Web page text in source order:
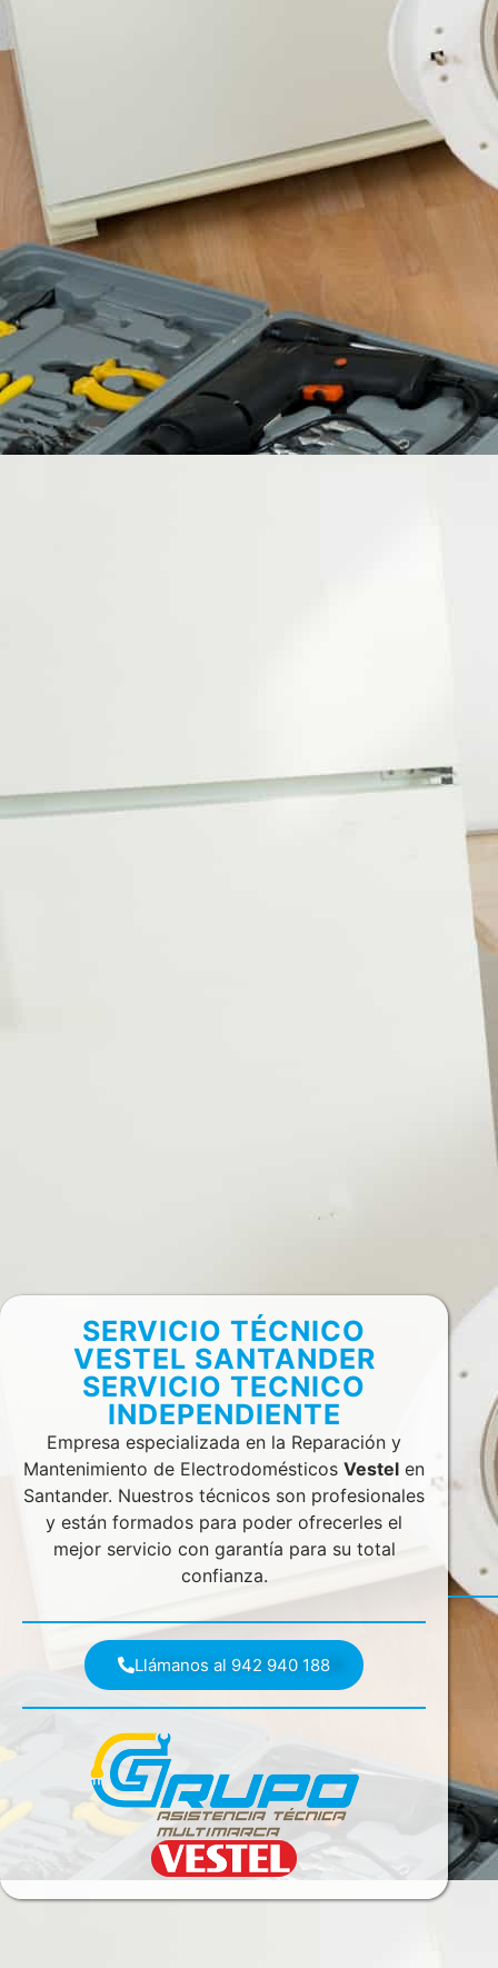
SERVICIO TÉCNICO
VESTEL SANTANDER
SERVICIO TECNICO
INDEPENDIENTE
Empresa especializada en la Reparación y
Mantenimiento de ElectrodomésticosVestel en
Santander. Nuestros técnicos son profesionales
y están formados para poder ofrecerles el
mejor servicio con garantía para su total
confianza.
Llámanos al 942 940 188